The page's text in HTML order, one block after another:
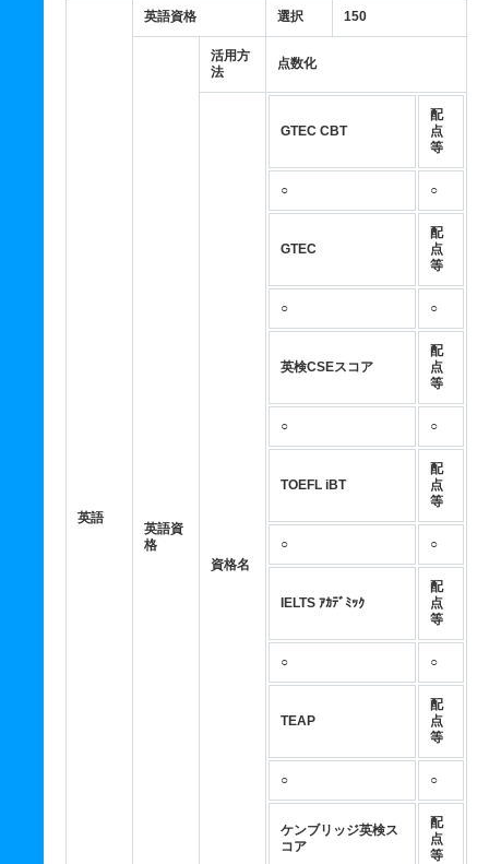
英語
英語資格 選択 150
英語資
格
活用方
法
点数化
資格名
GTEC CBT
配
点
等
○ ○
GTEC
配
点
等
○ ○
英検CSEスコア
配
点
等
○ ○
TOEFL iBT
配
点
等
○ ○
IELTS ｱｶﾃﾞﾐｯｸ
配
点
等
○ ○
TEAP
配
点
等
○ ○
ケンブリッジ英検ス
コア
配
点
等